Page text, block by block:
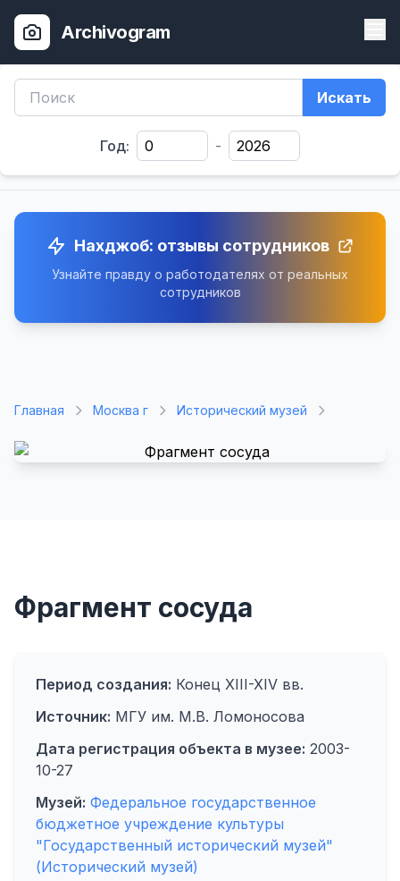
Archivogram
Искать
Год: -
Нахджоб: отзывы сотрудников
Узнайте правду о работодателях от реальных
сотрудников
Главная Москва г Исторический музей
Фрагмент сосуда
Период создания: Конец XIII-XIV вв.
Источник: МГУ им. М.В. Ломоносова
Дата регистрация объекта в музее: 2003-
10-27
Музей: Федеральное государственное
бюджетное учреждение культуры
"Государственный исторический музей"
(Исторический музей)